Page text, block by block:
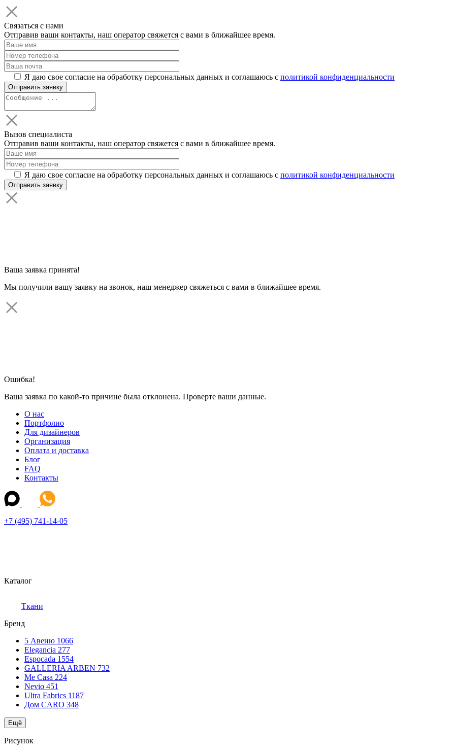
Связаться с нами
Отправив ваши контакты, наш оператор свяжется с вами в ближайшее время.
Я даю свое согласие на обработку персональных данных и соглашаюсь с политикой конфиденциальности
Вызов специалиста
Отправив ваши контакты, наш оператор свяжется с вами в ближайшее время.
Я даю свое согласие на обработку персональных данных и соглашаюсь с политикой конфиденциальности
Ваша заявка принята!
Мы получили вашу заявку на звонок, наш менеджер свяжеться с вами в ближайшее время.
Ошибка!
Ваша заявка по какой-то причине была отклонена. Проверте ваши данные.
О нас
Портфолио
Для дизайнеров
Организация
Оплата и доставка
Блог
FAQ
Контакты
+7 (495) 741-14-05
Каталог
Ткани
Бренд
5 Авеню 1066
Elegancia 277
Espocada 1554
GALLERIA ARBEN 732
Me Casa 224
Nevio 451
Ultra Fabrics 1187
Дом CARO 348
Ещё
Рисунок